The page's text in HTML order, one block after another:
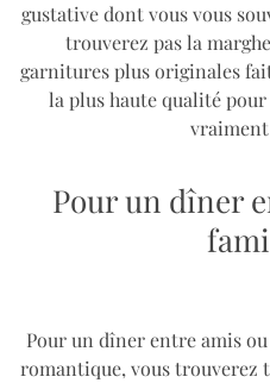
gustative dont vous vous
trouverez pas la
garnitures plus originales
la plus haute qualité
Pour un dîner
Pour un dîner entre amis
romantique, vous trouverez